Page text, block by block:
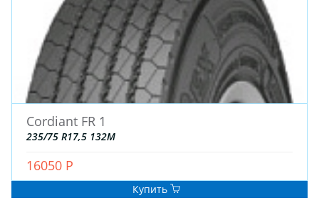
ДЛЯ ГРУЗОВЫХ АВТО
ДЛЯ ЛЕГКОВЫХ АВТО
ШИНЫ
ДИСКИ
АККУМУЛЯТОРЫ
Cordiant FR 1
235/75 R17,5 132M
16050 Р
Купить